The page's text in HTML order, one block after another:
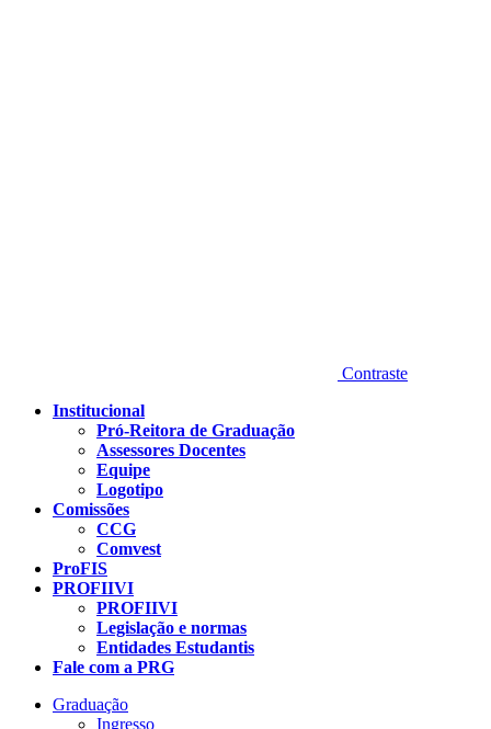
Contraste
Institucional
Pró-Reitora de Graduação
Assessores Docentes
Equipe
Logotipo
Comissões
CCG
Comvest
ProFIS
PROFIIVI
PROFIIVI
Legislação e normas
Entidades Estudantis
Fale com a PRG
Graduação
Ingresso